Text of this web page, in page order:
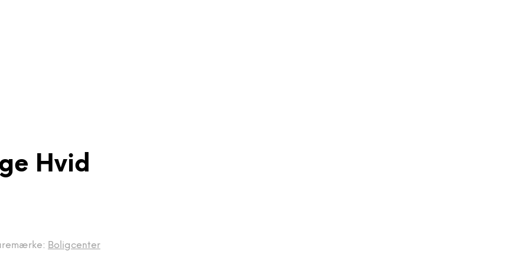
Hvid
Boligcenter